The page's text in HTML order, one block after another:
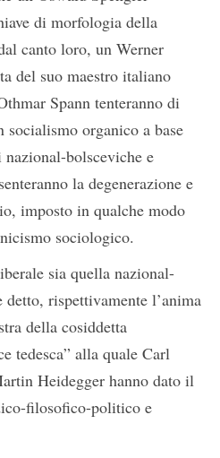
di morfologia della
canto loro, un Werner
del suo maestro italiano
Spann tenteranno di
organico a base
bolsceviche e
la degenerazione e
imposto in qualche modo
sociologico.
sia quella nazional-
rispettivamente l’anima
della cosiddetta
tedesca” alla quale Carl
Heidegger hanno dato il
filosofico-politico e